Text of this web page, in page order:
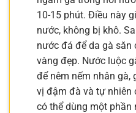
10-15 phút. Điều này
nước, không bị khô.
nước đá để da gà săn
vàng đẹp. Nước luộc
để nêm nếm nhân gà,
vị đậm đà và tự nhiên
có thể dùng một phần